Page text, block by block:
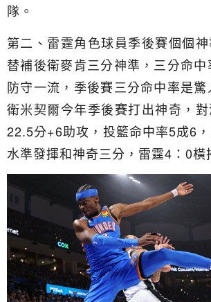
隊。
第二、雷霆角色球員季後賽個個神
替補後衛麥肯三分神準，三分命
防守一流，季後賽三分命中率是
衛米契爾今年季後賽打出神奇，
22.5分+6助攻，投籃命中率5成6
水準發揮和神奇三分，雷霆4：0橫